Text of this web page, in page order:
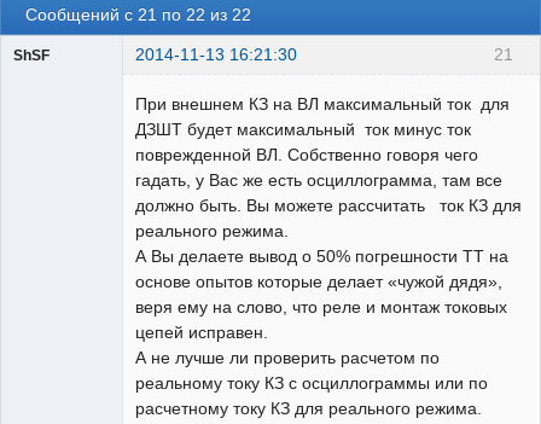
Сообщений с 21 по 22 из 22
21
ShSF 2014-11-13 16:21:30
При внешнем КЗ на ВЛ максимальный ток для
ДЗШТ будет максимальный ток минус ток
поврежденной ВЛ. Собственно говоря чего
гадать, у Вас же есть осциллограмма, там все
должно быть. Вы можете рассчитать ток КЗ для
реального режима.
А Вы делаете вывод о 50% погрешности ТТ на
основе опытов которые делает «чужой дядя»,
веря ему на слово, что реле и монтаж токовых
цепей исправен.
А не лучше ли проверить расчетом по
реальному току КЗ с осциллограммы или по
расчетному току КЗ для реального режима.